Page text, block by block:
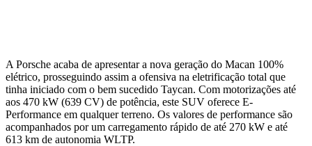
A Porsche acaba de apresentar a nova geração do Macan 100%
elétrico, prosseguindo assim a ofensiva na eletrificação total que
tinha iniciado com o bem sucedido Taycan. Com motorizações até
aos 470 kW (639 CV) de potência, este SUV oferece E-
Performance em qualquer terreno. Os valores de performance são
acompanhados por um carregamento rápido de até 270 kW e até
613 km de autonomia WLTP.